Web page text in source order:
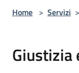
Home > Servizi >
Giustizia